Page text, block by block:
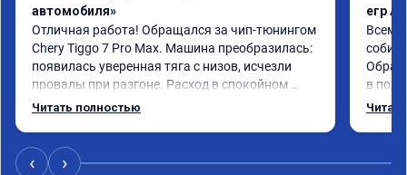
автомобиля»
Отличная работа! Обращался за чип-тюнингом
Chery Tiggo 7 Pro Max. Машина преобразилась:
появилась уверенная тяга с низов, исчезли
провалы при разгоне. Расход в спокойном
режиме даже немного снизился. Все сделали
Читать полностью
егр
Всем
в
‹ ›